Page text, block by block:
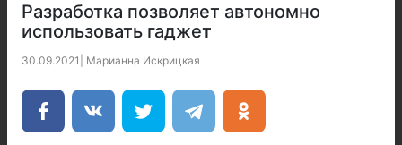
Разработка позволяет автономно
использовать гаджет
30.09.2021 Марианна Искрицкая